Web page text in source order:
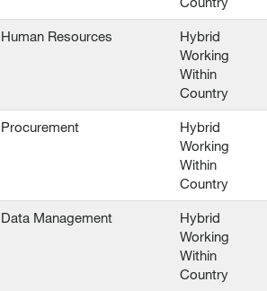
Human Resources
Hybrid
Working
Within
Country
Procurement
Hybrid
Working
Within
Country
Data Management
Hybrid
Working
Within
Country